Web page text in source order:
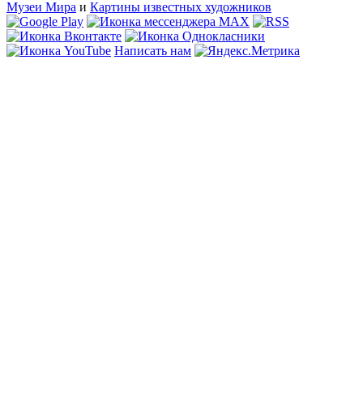
Музеи Мира и Картины известных художников
Написать нам